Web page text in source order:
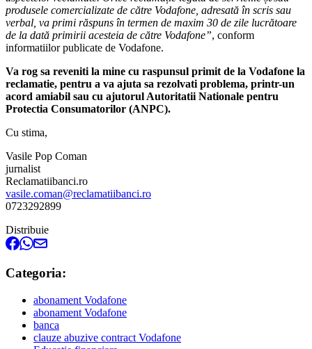
produsele comercializate de către Vodafone, adresată în scris sau
verbal, va primi răspuns în termen de maxim 30 de zile lucrătoare
de la dată primirii acesteia de către Vodafone”, conform
informatiilor publicate de Vodafone.
Va rog sa reveniti la mine cu raspunsul primit de la Vodafone la
reclamatie, pentru a va ajuta sa rezolvati problema, printr-un
acord amiabil sau cu ajutorul Autoritatii Nationale pentru
Protectia Consumatorilor (ANPC).
Cu stima,
Vasile Pop Coman
jurnalist
Reclamatiibanci.ro
vasile.coman@reclamatiibanci.ro
0723292899
Distribuie
Categoria:
abonament Vodafone
abonament Vodafone
banca
clauze abuzive contract Vodafone